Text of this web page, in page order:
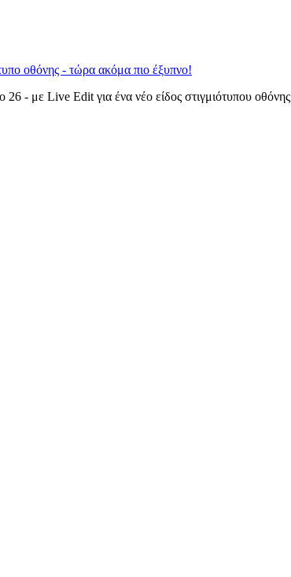
οθόνης - τώρα ακόμα πιο έξυπνο!
- με Live Edit για ένα νέο είδος στιγμιότυπου οθόνης